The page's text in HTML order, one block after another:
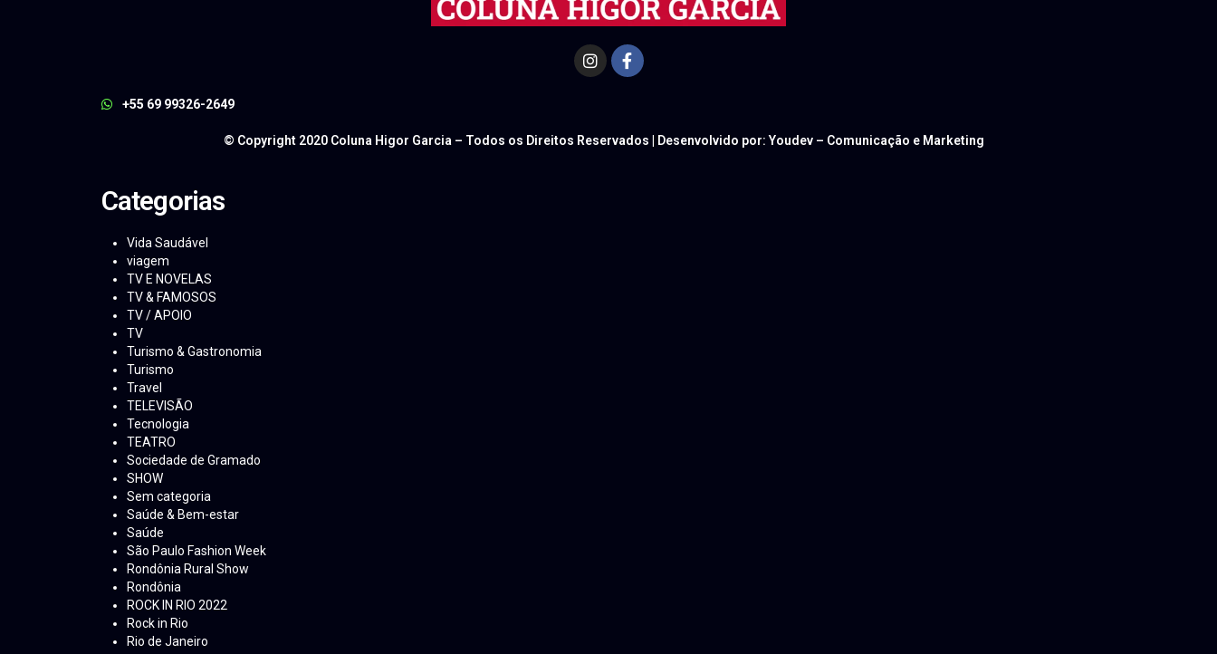
+55 69 99326-2649
© Copyright 2020 Coluna Higor Garcia – Todos os Direitos Reservados | Desenvolvido por: Youdev – Comunicação e Marketing
Categorias
Vida Saudável
viagem
TV E NOVELAS
TV & FAMOSOS
TV / APOIO
TV
Turismo & Gastronomia
Turismo
Travel
TELEVISÃO
Tecnologia
TEATRO
Sociedade de Gramado
SHOW
Sem categoria
Saúde & Bem-estar
Saúde
São Paulo Fashion Week
Rondônia Rural Show
Rondônia
ROCK IN RIO 2022
Rock in Rio
Rio de Janeiro